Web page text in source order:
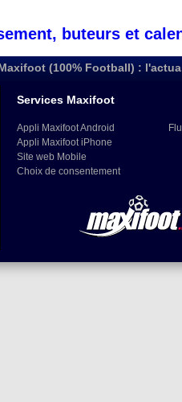
buteurs et
(100% Football) :
Services Maxifoot
Appli Maxifoot Android
Appli Maxifoot iPhone
Site web Mobile
Choix de consentement